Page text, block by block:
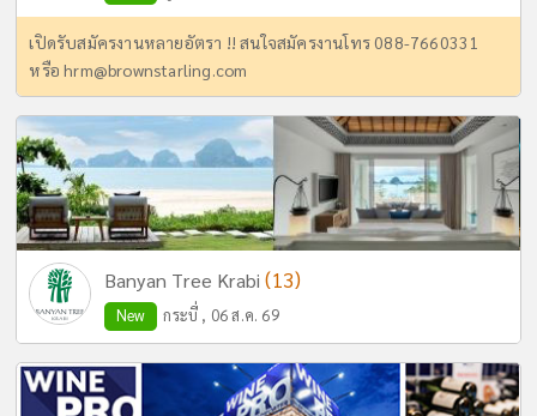
เปิดรับสมัครงานหลายอัตรา !! สนใจสมัครงานโทร 088-7660331
หรือhrm@brownstarling.com
Banyan Tree Krabi(13)
New กระบี่ , 06 ส.ค. 69